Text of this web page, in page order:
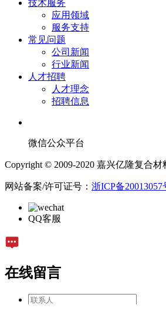
技术服务
应用领域
服务支持
常见问题
公司新闻
行业新闻
人才招聘
人才理念
招聘信息
微信公众平台
Copyright © 2009-2020 嘉兴亿隆复合
网站备案/许可证号： 浙ICP备20013057
QQ客服
在线留言